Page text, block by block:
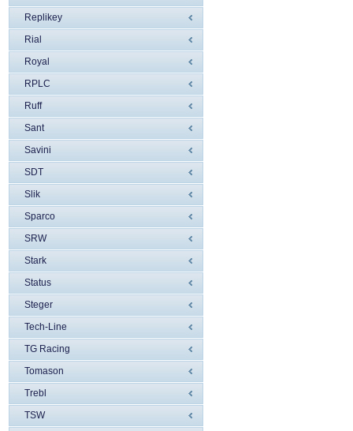
Replikey
Rial
Royal
RPLC
Ruff
Sant
Savini
SDT
Slik
Sparco
SRW
Stark
Status
Steger
Tech-Line
TG Racing
Tomason
Trebl
TSW